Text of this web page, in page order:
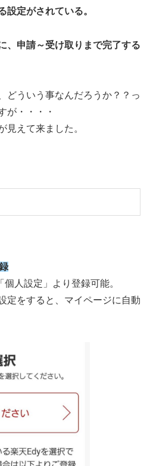
設定がされている。
、申請～受け取りまで完了する
どういう事なんだろうか？？っ
が・・・・
見えて来ました。
人設定」より登録可能。
定をすると、マイページに自動